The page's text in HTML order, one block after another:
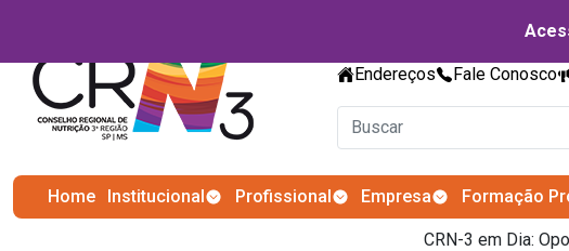
Endereços Fale Conosco
Home Institucional Profissional Empresa Formação
CRN-3 em Dia: